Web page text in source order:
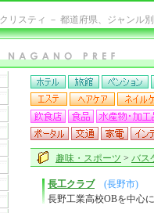
クリスティ － 都道府県、ジャンル
趣味・スポーツ > バス
長工クラブ
(長野市)
長野工業高校OBを中心